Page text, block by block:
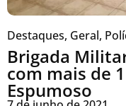
Destaques, Geral,
Brigada
com mais de
Espumoso